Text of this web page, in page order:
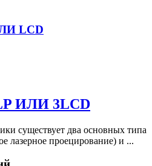
LCD
ИЛИ 3LCD
существует два основных типа
лазерное проецирование) и ...